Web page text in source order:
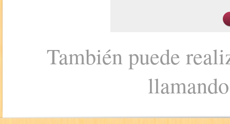
También puede